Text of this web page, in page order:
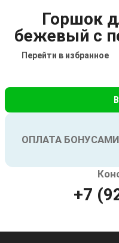
Горшок
бежевый с
Перейти в избранное
ОПЛАТА
+7